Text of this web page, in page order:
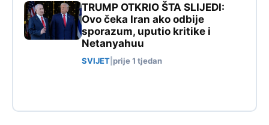
TRUMP OTKRIO ŠTA SLIJEDI:
Ovo čeka Iran ako odbije
sporazum, uputio kritike i
Netanyahuu
SVIJET prije 1 tjedan